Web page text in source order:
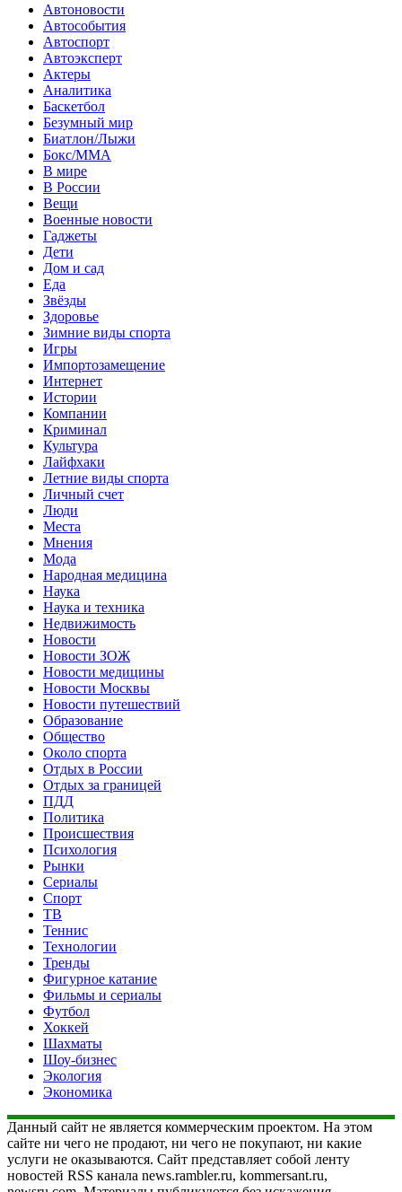
Автоновости
Автособытия
Автоспорт
Автоэксперт
Актеры
Аналитика
Баскетбол
Безумный мир
Биатлон/Лыжи
Бокс/MMA
В мире
В России
Вещи
Военные новости
Гаджеты
Дети
Дом и сад
Еда
Звёзды
Здоровье
Зимние виды спорта
Игры
Импортозамещение
Интернет
Истории
Компании
Криминал
Культура
Лайфхаки
Летние виды спорта
Личный счет
Люди
Места
Мнения
Мода
Народная медицина
Наука
Наука и техника
Недвижимость
Новости
Новости ЗОЖ
Новости медицины
Новости Москвы
Новости путешествий
Образование
Общество
Около спорта
Отдых в России
Отдых за границей
ПДД
Политика
Происшествия
Психология
Рынки
Сериалы
Спорт
ТВ
Теннис
Технологии
Тренды
Фигурное катание
Фильмы и сериалы
Футбол
Хоккей
Шахматы
Шоу-бизнес
Экология
Экономика
Данный сайт не является коммерческим проектом. На этом
сайте ни чего не продают, ни чего не покупают, ни какие
услуги не оказываются. Сайт представляет собой ленту
новостей RSS канала news.rambler.ru, kommersant.ru,